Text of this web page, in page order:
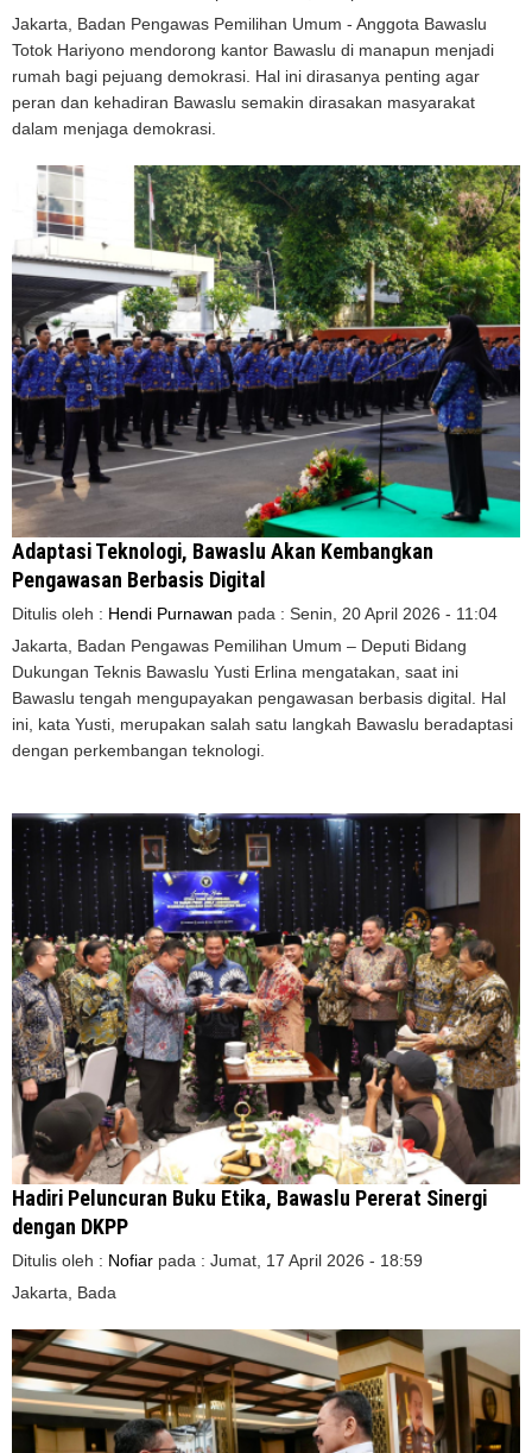
Jakarta, Badan Pengawas Pemilihan Umum - Anggota Bawaslu
Totok Hariyono mendorong kantor Bawaslu di manapun menjadi
rumah bagi pejuang demokrasi. Hal ini dirasanya penting agar
peran dan kehadiran Bawaslu semakin dirasakan masyarakat
dalam menjaga demokrasi.
Adaptasi Teknologi, Bawaslu Akan Kembangkan
Pengawasan Berbasis Digital
Ditulis oleh : Hendi Purnawan pada : Senin, 20 April 2026 - 11:04
Jakarta, Badan Pengawas Pemilihan Umum – Deputi Bidang
Dukungan Teknis Bawaslu Yusti Erlina mengatakan, saat ini
Bawaslu tengah mengupayakan pengawasan berbasis digital. Hal
ini, kata Yusti, merupakan salah satu langkah Bawaslu beradaptasi
dengan perkembangan teknologi.
Hadiri Peluncuran Buku Etika, Bawaslu Pererat Sinergi
dengan DKPP
Ditulis oleh : Nofiar pada : Jumat, 17 April 2026 - 18:59
Jakarta, Bada